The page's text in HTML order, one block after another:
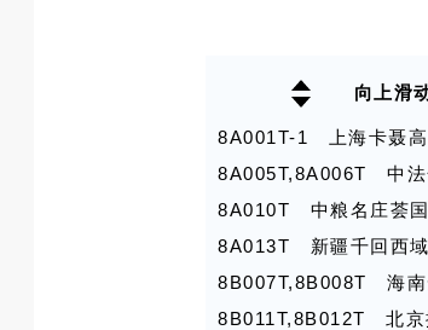
7C020T-3,7C020T-4
7C023T-2 山东多美未
7C024T 上海你吹一
7C027T 滕州爱啤士
7C028T-1 青岛卡夫特
7C030T-10 宁波裕如
7C030T-11 郑州乐啤
7C030T-12 内蒙古大
向上滑
8A001T-1 上海卡聂高
8A005T,8A006T 中法
8A010T 中粮名庄荟国
8A013T 新疆千回西域
8B007T,8B008T 海南
8B011T,8B012T 北京